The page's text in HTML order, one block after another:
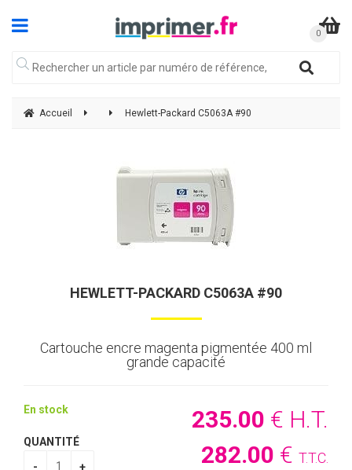
Accueil Hewlett-Packard C5063A #90
HEWLETT-PACKARD C5063A #90
Cartouche encre magenta pigmentée 400 ml
grande capacité
235.00 € H.T.
282.00 € T.T.C.
En stock
QUANTITÉ